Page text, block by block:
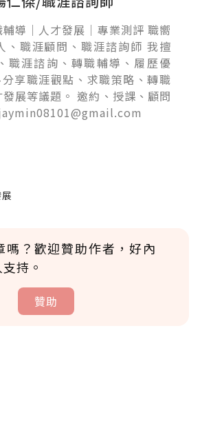
導｜人才發展｜專業測評 職嚮
、職涯顧問、職涯諮詢師 我擅
職涯諮詢、轉職輔導、履歷優
享職涯觀點、求職策略、轉職
展等議題。 邀約、授課、顧問
嗎？歡迎贊助作者，好內
持。
贊助